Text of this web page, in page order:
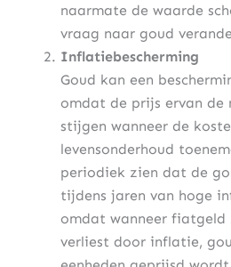
naarmate de waarde
vraag naar goud
Inflatiebescherming
Goud kan een
omdat de prijs ervan de
stijgen wanneer de
levensonderhoud
periodiek zien dat de
tijdens jaren van hoge
omdat wanneer
verliest door inflatie,